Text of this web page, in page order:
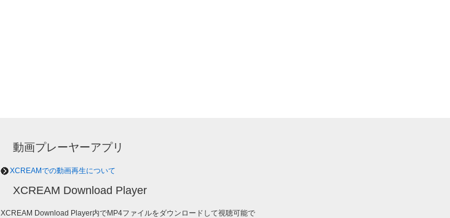
動画プレーヤーアプリ
XCREAMでの動画再生について
XCREAM Download Player
XCREAM Download Player内でMP4ファイルをダウンロードして視聴可能で